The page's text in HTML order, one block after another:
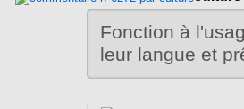
Fonction à
leur langue et